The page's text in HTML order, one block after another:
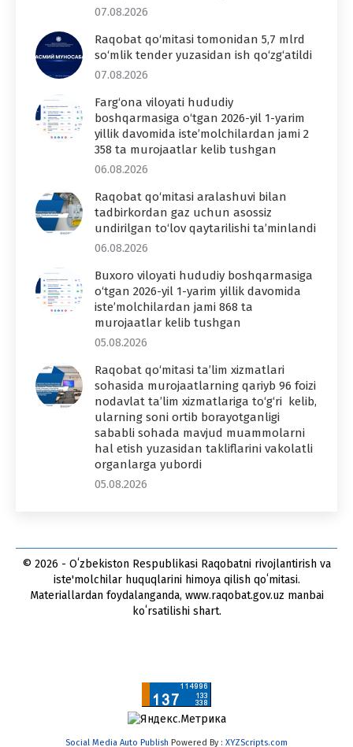
07.08.2026
Raqobat qo‘mitasi tomonidan 5,7 mlrd
so‘mlik tender yuzasidan ish qo‘zg‘atildi
07.08.2026
Farg‘ona viloyati hududiy
boshqarmasiga o‘tgan 2026-yil 1-yarim
yillik davomida iste’molchilardan jami 2
358 ta murojaatlar kelib tushgan
06.08.2026
Raqobat qo‘mitasi aralashuvi bilan
tadbirkordan gaz uchun asossiz
undirilgan to‘lov qaytarilishi ta’minlandi
06.08.2026
Buxoro viloyati hududiy boshqarmasiga
o‘tgan 2026-yil 1-yarim yillik davomida
iste’molchilardan jami 868 ta
murojaatlar kelib tushgan
05.08.2026
Raqobat qo‘mitasi ta’lim xizmatlari
sohasida murojaatlarning qariyb 96 foizi
nodavlat ta’lim xizmatlariga to‘g‘ri kelib,
ularning soni ortib borayotganligi
sababli sohada mavjud muammolarni
hal etish yuzasidan takliflarini vakolatli
organlarga yubordi
05.08.2026
© 2026 - Oʻzbekiston Respublikasi Raqobatni rivojlantirish va
iste'molchilar huquqlarini himoya qilish qoʻmitasi.
Materiallardan foydalanganda, www.raqobat.gov.uz manbai
koʻrsatilishi shart.
Social Media Auto Publish Powered By : XYZScripts.com